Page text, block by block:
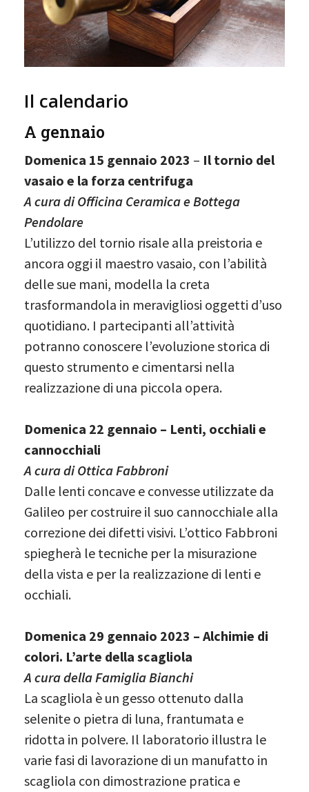
Il calendario
A gennaio
Domenica 15 gennaio 2023 – Il tornio del
vasaio e la forza centrifuga
A cura di Officina Ceramica e Bottega
Pendolare
L’utilizzo del tornio risale alla preistoria e
ancora oggi il maestro vasaio, con l’abilità
delle sue mani, modella la creta
trasformandola in meravigliosi oggetti d’uso
quotidiano. I partecipanti all’attività
potranno conoscere l’evoluzione storica di
questo strumento e cimentarsi nella
realizzazione di una piccola opera.
Domenica 22 gennaio – Lenti, occhiali e
cannocchiali
A cura di Ottica Fabbroni
Dalle lenti concave e convesse utilizzate da
Galileo per costruire il suo cannocchiale alla
correzione dei difetti visivi. L’ottico Fabbroni
spiegherà le tecniche per la misurazione
della vista e per la realizzazione di lenti e
occhiali.
Domenica 29 gennaio 2023 – Alchimie di
colori. L’arte della scagliola
A cura della Famiglia Bianchi
La scagliola è un gesso ottenuto dalla
selenite o pietra di luna, frantumata e
ridotta in polvere. Il laboratorio illustra le
varie fasi di lavorazione di un manufatto in
scagliola con dimostrazione pratica e